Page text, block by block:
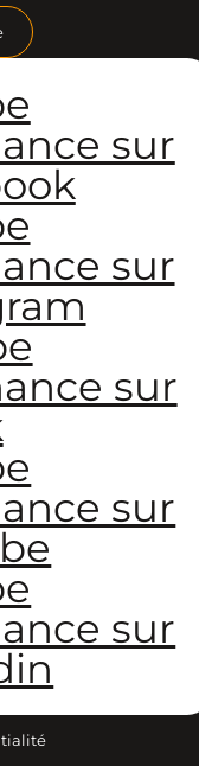
sur
sur
sur
sur
sur